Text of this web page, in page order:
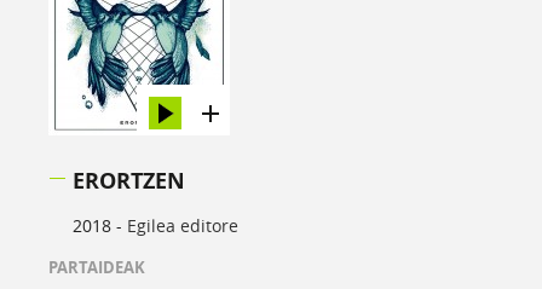
ERORTZEN
2018 - Egilea editore
PARTAIDEAK